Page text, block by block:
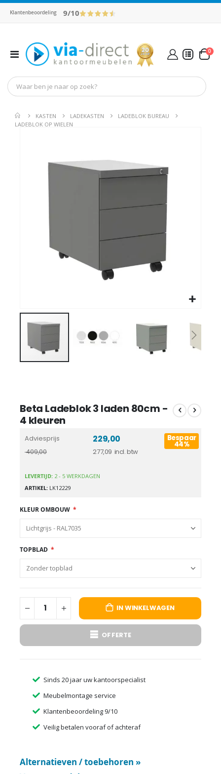
Klantenbeoordeling 9/10
Toggle
Nav
Cart
0
KASTEN LADEKASTEN
LADEBLOK BUREAU
LADEBLOK OP WIELEN
Beta Ladeblok 3 laden 80cm -
4 kleuren
Adviesprijs
409,00 277,09
229,00 Bespaar
44%
LEVERTIJD: 2 - 5 WERKDAGEN
ARTIKEL LK12229
KLEUR OMBOUW
TOPBLAD
IN WINKELWAGEN
OFFERTE
Sinds 20 jaar uw kantoorspecialist
Meubelmontage service
Klantenbeoordeling 9/10
Veilig betalen vooraf of achteraf
Alternatieven / toebehoren »